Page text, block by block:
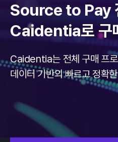
Source to Pay
Caidentia로 구
Caidentia는 전체 구매 프
데이터 기반의 빠르고 정확